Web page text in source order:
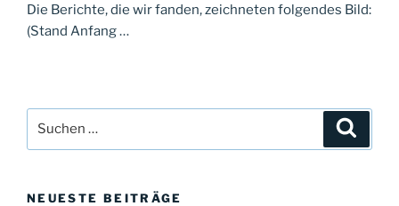
Die Berichte, die wir fanden, zeichneten folgendes Bild:
(Stand Anfang …
nach:
NEUESTE BEITRÄGE